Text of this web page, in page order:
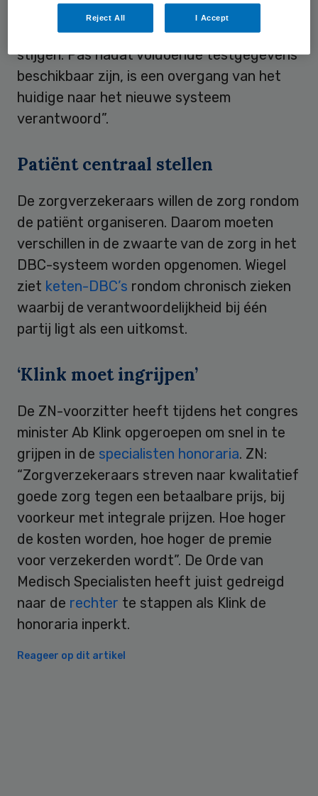
onverantwoorde risico’s met zich
meebrengen waardoor kosten onnodig
stijgen. Pas nadat voldoende testgegevens
beschikbaar zijn, is een overgang van het
huidige naar het nieuwe systeem
verantwoord”.
Patiënt centraal stellen
De zorgverzekeraars willen de zorg rondom
de patiënt organiseren. Daarom moeten
verschillen in de zwaarte van de zorg in het
DBC-systeem worden opgenomen. Wiegel
ziet keten-DBC’s rondom chronisch zieken
waarbij de verantwoordelijkheid bij één
partij ligt als een uitkomst.
‘Klink moet ingrijpen’
De ZN-voorzitter heeft tijdens het congres
minister Ab Klink opgeroepen om snel in te
grijpen in de specialisten honoraria. ZN:
“Zorgverzekeraars streven naar kwalitatief
goede zorg tegen een betaalbare prijs, bij
voorkeur met integrale prijzen. Hoe hoger
de kosten worden, hoe hoger de premie
voor verzekerden wordt”. De Orde van
Medisch Specialisten heeft juist gedreigd
naar de rechter te stappen als Klink de
honoraria inperkt.
Reageer op dit artikel
Reject All I Accept